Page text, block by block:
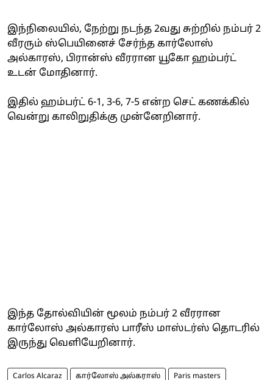
இந்நிலையில், நேற்று நடந்த 2வது சுற்றில் நம்பர் 2
வீரரும் ஸ்பெயினைச் சேர்ந்த கார்லோஸ்
அல்காரஸ், பிரான்ஸ் வீரரான யூகோ ஹம்பர்ட்
உடன் மோதினார்.
இதில் ஹம்பர்ட் 6-1, 3-6, 7-5 என்ற செட் கணக்கில்
வென்று காலிறுதிக்கு முன்னேறினார்.
இந்த தோல்வியின் மூலம் நம்பர் 2 வீரரான
கார்லோஸ் அல்காரஸ் பாரீஸ் மாஸ்டர்ஸ் தொடரில்
இருந்து வெளியேறினார்.
Carlos Alcaraz கார்லோஸ் அல்கராஸ் Paris masters